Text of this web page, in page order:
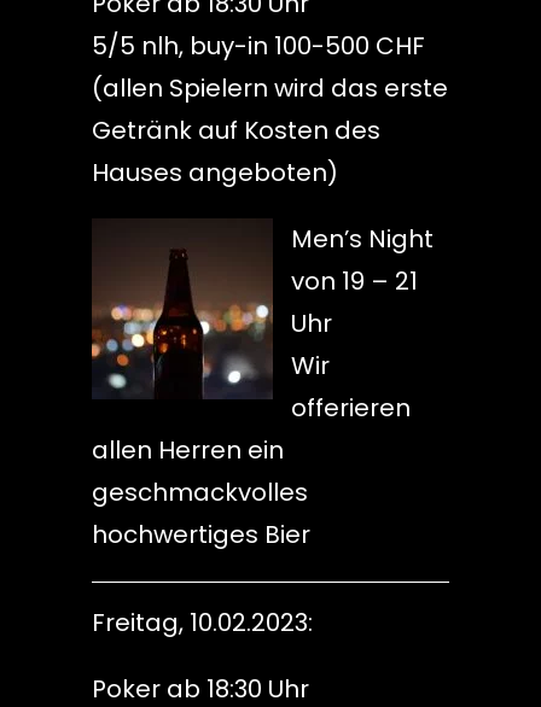
5/5 nlh, buy-in 100-500 CHF
(allen Spielern wird das erste
Getränk auf Kosten des
Hauses angeboten)
Men’s Night
von 19 – 21
Uhr
Wir
offerieren
allen Herren ein
geschmackvolles
hochwertiges Bier
Freitag, 10.02.2023:
Poker ab 18:30 Uhr